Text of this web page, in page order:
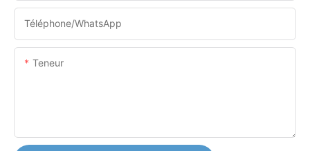
Téléphone/WhatsApp
Teneur